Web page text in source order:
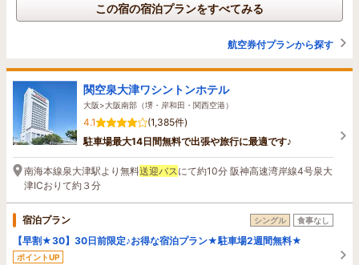
この宿の宿泊プランをすべてみる
航空券付プランから探す
関空泉大津ワシントンホテル
大阪>大阪南部（堺・岸和田・関西空港）
4.1
(1,385件)
駐車場最大14日間無料で出張や旅行に最適です♪
南海本線泉大津駅より無料送迎バス にて約10分 阪神高速湾岸線4号泉大
津ICおりて約３分
宿泊プラン シングル 食事なし
【早割★30】30日前限定♪お得な宿泊プラン★駐車場2週間無料★
ポイントUP